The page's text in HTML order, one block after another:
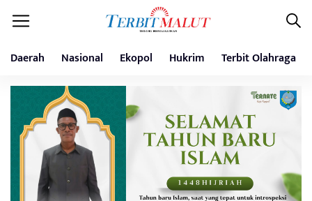
Daerah Nasional Ekopol Hukrim Terbit Olahraga